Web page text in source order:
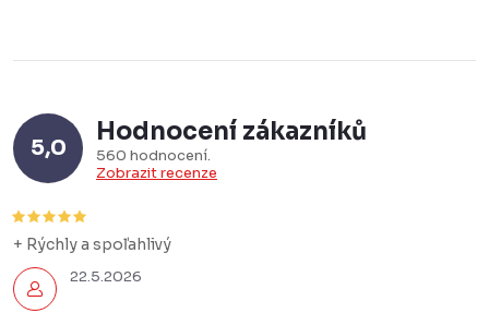
á
a
c
í
p
r
v
k
5,0
Hodnocení zákazníků
560 hodnocení
Zobrazit recenze
22.5.2026
+ Rýchly a spoľahlivý